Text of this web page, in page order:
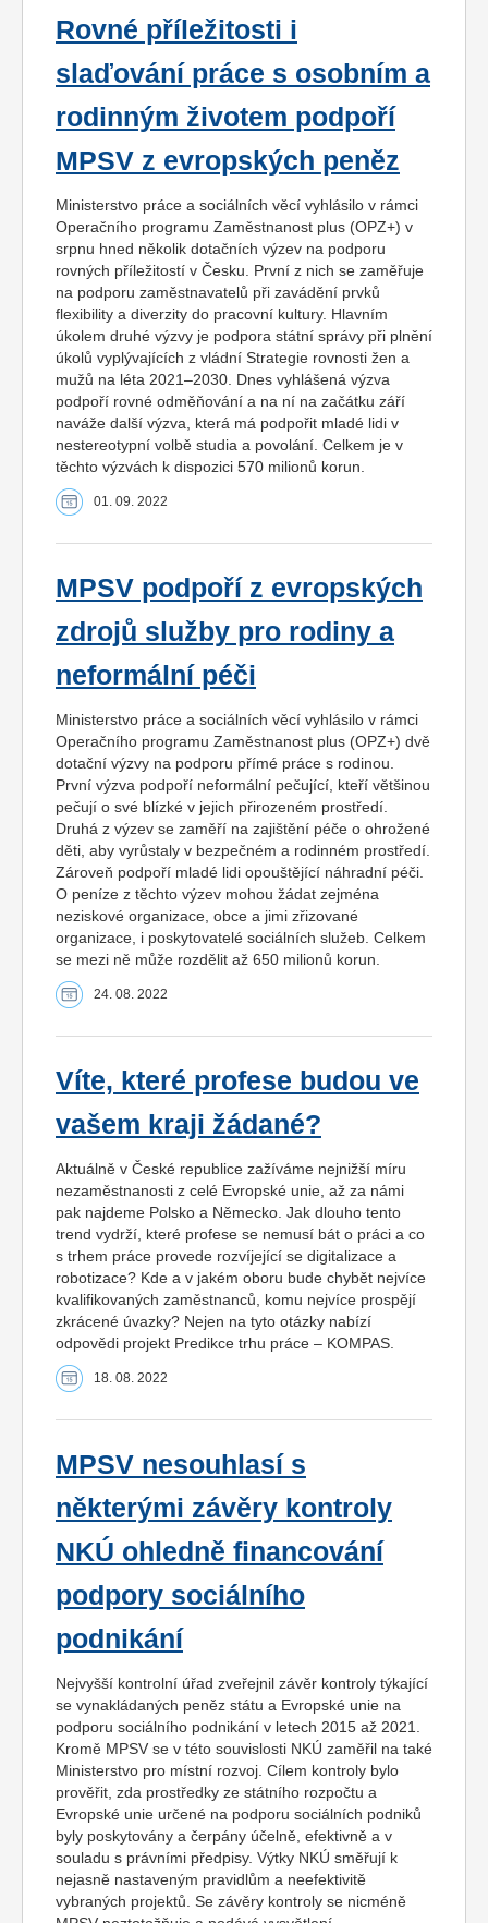
Rovné příležitosti i
slaďování práce s osobním a
rodinným životem podpoří
MPSV z evropských peněz
Ministerstvo práce a sociálních věcí vyhlásilo v rámci
Operačního programu Zaměstnanost plus (OPZ+) v
srpnu hned několik dotačních výzev na podporu
rovných příležitostí v Česku. První z nich se zaměřuje
na podporu zaměstnavatelů při zavádění prvků
flexibility a diverzity do pracovní kultury. Hlavním
úkolem druhé výzvy je podpora státní správy při plnění
úkolů vyplývajících z vládní Strategie rovnosti žen a
mužů na léta 2021–2030. Dnes vyhlášená výzva
podpoří rovné odměňování a na ní na začátku září
naváže další výzva, která má podpořit mladé lidi v
nestereotypní volbě studia a povolání. Celkem je v
těchto výzvách k dispozici 570 milionů korun.
01. 09. 2022
MPSV podpoří z evropských
zdrojů služby pro rodiny a
neformální péči
Ministerstvo práce a sociálních věcí vyhlásilo v rámci
Operačního programu Zaměstnanost plus (OPZ+) dvě
dotační výzvy na podporu přímé práce s rodinou.
První výzva podpoří neformální pečující, kteří většinou
pečují o své blízké v jejich přirozeném prostředí.
Druhá z výzev se zaměří na zajištění péče o ohrožené
děti, aby vyrůstaly v bezpečném a rodinném prostředí.
Zároveň podpoří mladé lidi opouštějící náhradní péči.
O peníze z těchto výzev mohou žádat zejména
neziskové organizace, obce a jimi zřizované
organizace, i poskytovatelé sociálních služeb. Celkem
se mezi ně může rozdělit až 650 milionů korun.
24. 08. 2022
Víte, které profese budou ve
vašem kraji žádané?
Aktuálně v České republice zažíváme nejnižší míru
nezaměstnanosti z celé Evropské unie, až za námi
pak najdeme Polsko a Německo. Jak dlouho tento
trend vydrží, které profese se nemusí bát o práci a co
s trhem práce provede rozvíjející se digitalizace a
robotizace? Kde a v jakém oboru bude chybět nejvíce
kvalifikovaných zaměstnanců, komu nejvíce prospějí
zkrácené úvazky? Nejen na tyto otázky nabízí
odpovědi projekt Predikce trhu práce – KOMPAS.
18. 08. 2022
MPSV nesouhlasí s
některými závěry kontroly
NKÚ ohledně financování
podpory sociálního
podnikání
Nejvyšší kontrolní úřad zveřejnil závěr kontroly týkající
se vynakládaných peněz státu a Evropské unie na
podporu sociálního podnikání v letech 2015 až 2021.
Kromě MPSV se v této souvislosti NKÚ zaměřil na také
Ministerstvo pro místní rozvoj. Cílem kontroly bylo
prověřit, zda prostředky ze státního rozpočtu a
Evropské unie určené na podporu sociálních podniků
byly poskytovány a čerpány účelně, efektivně a v
souladu s právními předpisy. Výtky NKÚ směřují k
nejasně nastaveným pravidlům a neefektivitě
vybraných projektů. Se závěry kontroly se nicméně